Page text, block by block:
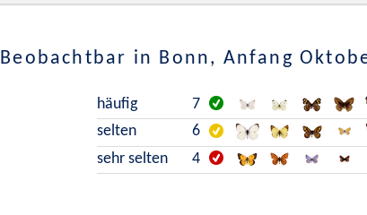
Beobachtbar in Bonn, Anfang
häufig 7
selten
6
sehr selten
4